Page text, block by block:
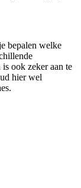
bepalen welke
is ook zeker aan te
hier wel